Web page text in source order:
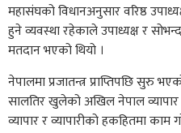
महासंघको विधानअनुसार वरिष्ठ
हुने व्यवस्था रहेकाले उपाध्यक्ष र
मतदान भएको थियो ।
नेपालमा प्रजातन्त्र प्राप्तिपछि सुरु
सालतिर खुलेको अखिल नेपाल
व्यापार र व्यापारीको हकहितमा काम